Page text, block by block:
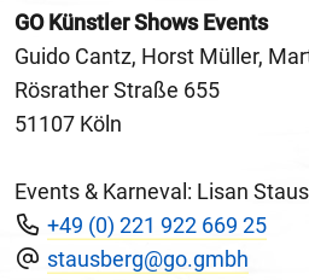
GO Künstler Shows Events
Guido Cantz, Horst Müller,
Rösrather Straße 655
51107 Köln
Events & Karneval: Lisan
+49 (0) 221 922 669 25
stausberg@go.gmbh